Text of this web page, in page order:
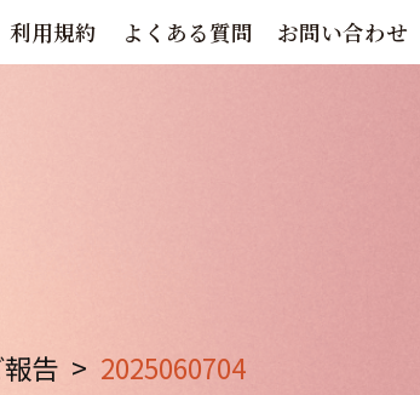
利用規約 よくある質問 お問い合わせ
告 > 2025060704